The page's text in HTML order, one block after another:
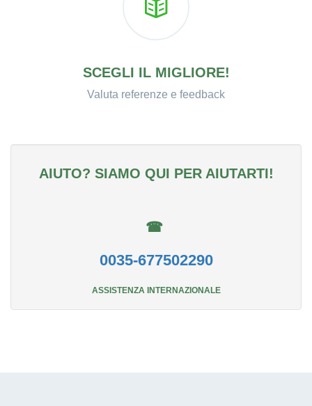
SCEGLI IL MIGLIORE!
Valuta referenze e feedback
AIUTO? SIAMO QUI PER AIUTARTI!
☎
0035-677502290
ASSISTENZA INTERNAZIONALE